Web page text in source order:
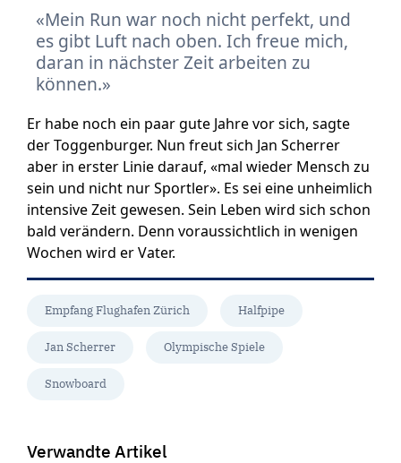
Mein Run war noch nicht perfekt, und
es gibt Luft nach oben. Ich freue mich,
daran in nächster Zeit arbeiten zu
können.
Er habe noch ein paar gute Jahre vor sich, sagte
der Toggenburger. Nun freut sich Jan Scherrer
aber in erster Linie darauf, «mal wieder Mensch zu
sein und nicht nur Sportler». Es sei eine unheimlich
intensive Zeit gewesen. Sein Leben wird sich schon
bald verändern. Denn voraussichtlich in wenigen
Wochen wird er Vater.
Empfang Flughafen Zürich Halfpipe
Jan Scherrer Olympische Spiele
Snowboard
Verwandte Artikel